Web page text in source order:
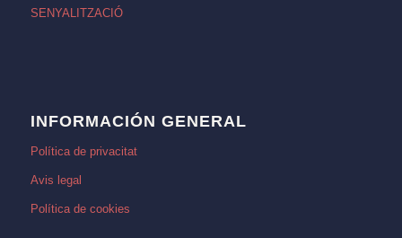
SENYALITZACIÓ
INFORMACIÓN GENERAL
Política de privacitat
Avis legal
Política de cookies